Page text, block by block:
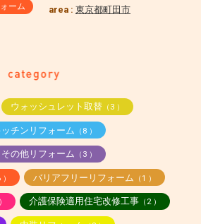
ーム area :東京都町田市
ウォッシュレット取替（3 ）
ッチンリフォーム （8 ）
その他リフォーム （3 ）
バリアフリーリフォーム （1 ）
介護保険適用住宅改修工事（2 ）